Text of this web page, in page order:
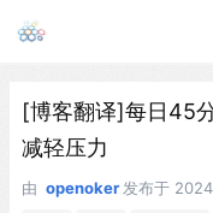
[博客翻译]每日45
减轻压力
由 openoker 发布于